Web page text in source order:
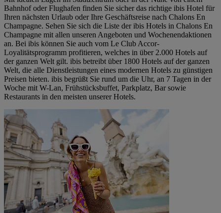
Bahnhof oder Flughafen finden Sie sicher das richtige ibis Hotel für
Ihren nächsten Urlaub oder Ihre Geschäftsreise nach Chalons En
Champagne. Sehen Sie sich die Liste der ibis Hotels in Chalons En
Champagne mit allen unseren Angeboten und Wochenendaktionen
an. Bei ibis können Sie auch vom Le Club Accor-
Loyalitätsprogramm profitieren, welches in über 2.000 Hotels auf
der ganzen Welt gilt. ibis betreibt über 1800 Hotels auf der ganzen
Welt, die alle Dienstleistungen eines modernen Hotels zu günstigen
Preisen bieten. ibis begrüßt Sie rund um die Uhr, an 7 Tagen in der
Woche mit W-Lan, Frühstücksbuffet, Parkplatz, Bar sowie
Restaurants in den meisten unserer Hotels.